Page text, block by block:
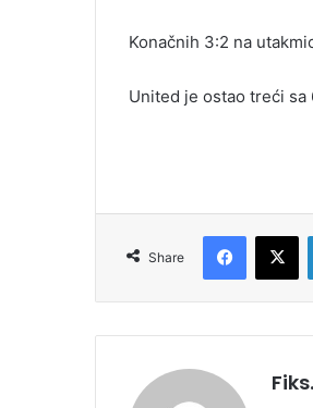
Konačnih 3:2 na
United je ostao treći sa
Share
Facebook
X